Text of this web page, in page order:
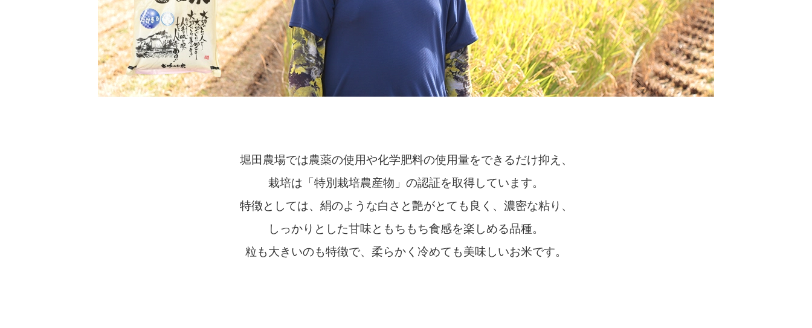
堀田農場では農薬の使用や化学肥料の使用量をできるだけ抑え、
栽培は「特別栽培農産物」の認証を取得しています。
特徴としては、絹のような白さと艶がとても良く、濃密な粘り、
しっかりとした甘味ともちもち食感を楽しめる品種。
粒も大きいのも特徴で、柔らかく冷めても美味しいお米です。